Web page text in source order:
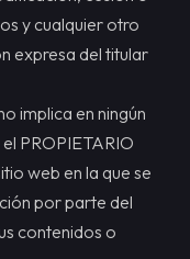
y cualquier otro
expresa del titular
implica en ningún
PROPIETARIO
web en la que se
por parte del
contenidos o